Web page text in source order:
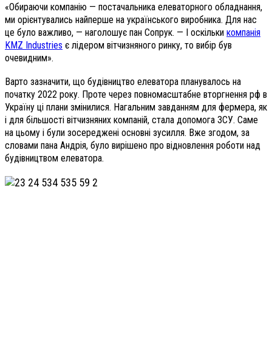
«Обираючи компанію — постачальника елеваторного обладнання,
ми орієнтувались найперше на українського виробника. Для нас
це було важливо, — наголошує пан Сопрук. — І оскільки компанія
KMZ Industries є лідером вітчизняного ринку, то вибір був
очевидним».
Варто зазначити, що будівництво елеватора планувалось на
початку 2022 року. Проте через повномасштабне вторгнення рф в
Україну ці плани змінилися. Нагальним завданням для фермера, як
і для більшості вітчизняних компаній, стала допомога ЗСУ. Саме
на цьому і були зосереджені основні зусилля. Вже згодом, за
словами пана Андрія, було вирішено про відновлення роботи над
будівництвом елеватора.